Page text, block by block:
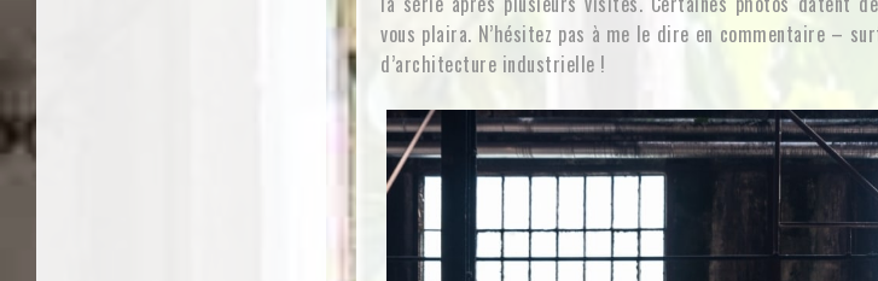
vous plaira. N’hésitez pas à me le dire en commentaire –
d’architecture industrielle !